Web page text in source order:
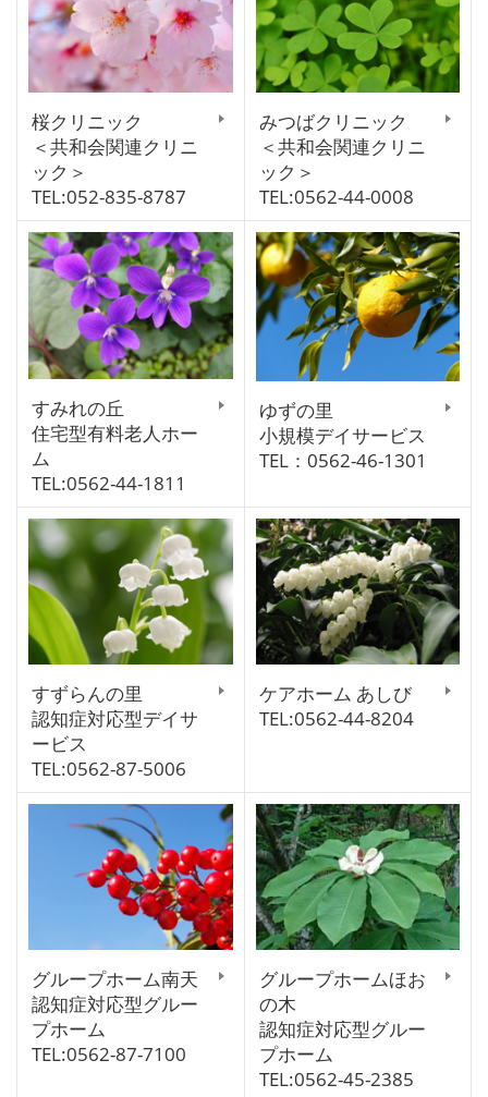
桜クリニック
＜共和会関連クリニ
ック＞
TEL:052-835-8787
みつばクリニック
＜共和会関連クリニ
ック＞
TEL:0562-44-0008
すみれの丘
住宅型有料老人ホー
ム
TEL:0562-44-1811
ゆずの里
小規模デイサービス
TEL：0562-46-1301
すずらんの里
認知症対応型デイサ
ービス
TEL:0562-87-5006
ケアホーム あしび
TEL:0562-44-8204
グループホーム南天
認知症対応型グルー
プホーム
TEL:0562-87-7100
グループホームほお
の木
認知症対応型グルー
プホーム
TEL:0562-45-2385